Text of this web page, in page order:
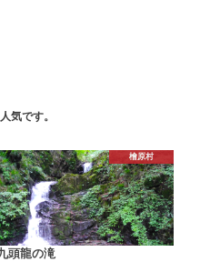
気です。
檜原村
頭龍の滝